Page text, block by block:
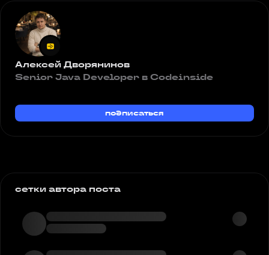
Алексей Дворянинов
Senior Java Developer в Codeinside
подписаться
сетки автора поста